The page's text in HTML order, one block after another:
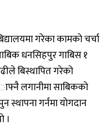
गरेका कामकाे चर्चा
धनसिहपुर गाबिस १
बिस्थापित गरेकाे
लगानीमा साबिककाे
स्थापना गर्नमा याेगदान
।